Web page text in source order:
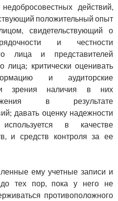
действий,
положительный опыт
сви­детельствующий о
и честности
лица и представителей
лица; критически оценивать
и аудиторские
зрения наличия в них
в результате
давать оценку надежности
в качестве
и средств контроля за ее
ему учетные записи и
тех пор, пока у него не
противоположного